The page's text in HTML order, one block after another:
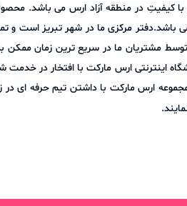
با کیفیتِ در منطقه آزاد ارس می باشد.
باشد.دفتر مرکزی ما در شهر تبریز است و
مشتریان ما در سریع ترین زمان
پشتیبانی آنلاین مجموعه (09375309238) با ما در میان بگذارید. فروشگاه
ارس مارکت با داشتن تیم حرفه ای